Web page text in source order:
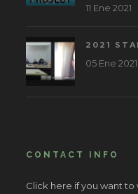
11 Ene 2021
2021
05 Ene 2021
CONTACT INFO
Click here if you want to